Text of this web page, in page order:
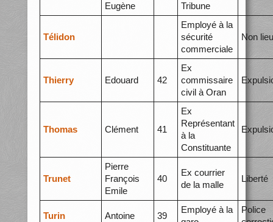
Eugène
Tribune
Télidon
Employé à la
sécurité
commerciale
Non lieu
Thierry Edouard 42
Ex
commissaire
civil à Oran
Thomas Clément 41
Ex
Représentant
à la
Constituante
Trunet
Pierre
François
Emile
40
Ex courrier
de la malle
Liberté
Turin Antoine 39
Employé à la
Police